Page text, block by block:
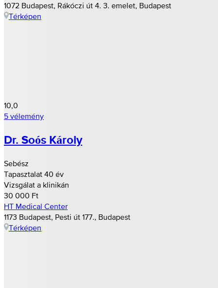
1072 Budapest, Rákóczi út 4. 3. emelet, Budapest
Térképen
10,0
5 vélemény
Dr. Soós Károly
Sebész
Tapasztalat 40 év
Vizsgálat a klinikán
30 000 Ft
HT Medical Center
1173 Budapest, Pesti út 177., Budapest
Térképen